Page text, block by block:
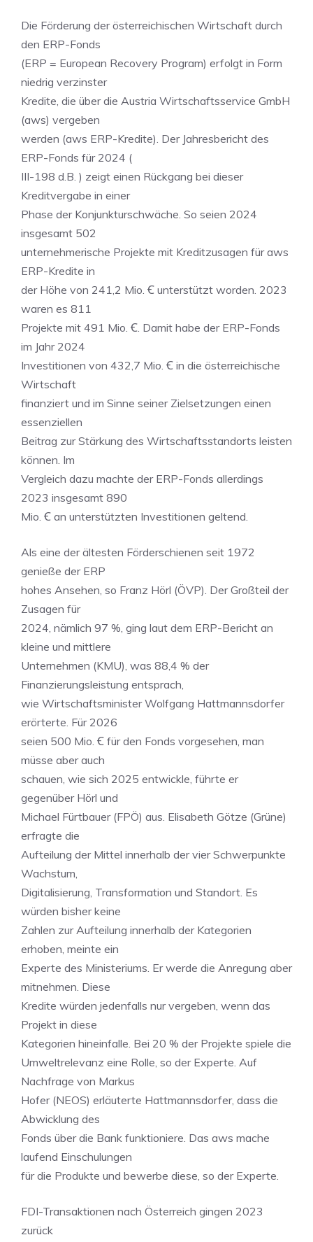
Die Förderung der österreichischen Wirtschaft durch
den ERP-Fonds
(ERP = European Recovery Program) erfolgt in Form
niedrig verzinster
Kredite, die über die Austria Wirtschaftsservice GmbH
(aws) vergeben
werden (aws ERP-Kredite). Der Jahresbericht des
ERP-Fonds für 2024 (
III-198 d.B. ) zeigt einen Rückgang bei dieser
Kreditvergabe in einer
Phase der Konjunkturschwäche. So seien 2024
insgesamt 502
unternehmerische Projekte mit Kreditzusagen für aws
ERP-Kredite in
der Höhe von 241,2 Mio. Ꞓ unterstützt worden. 2023
waren es 811
Projekte mit 491 Mio. Ꞓ. Damit habe der ERP-Fonds
im Jahr 2024
Investitionen von 432,7 Mio. Ꞓ in die österreichische
Wirtschaft
finanziert und im Sinne seiner Zielsetzungen einen
essenziellen
Beitrag zur Stärkung des Wirtschaftsstandorts leisten
können. Im
Vergleich dazu machte der ERP-Fonds allerdings
2023 insgesamt 890
Mio. Ꞓ an unterstützten Investitionen geltend.
Als eine der ältesten Förderschienen seit 1972
genieße der ERP
hohes Ansehen, so Franz Hörl (ÖVP). Der Großteil der
Zusagen für
2024, nämlich 97 %, ging laut dem ERP-Bericht an
kleine und mittlere
Unternehmen (KMU), was 88,4 % der
Finanzierungsleistung entsprach,
wie Wirtschaftsminister Wolfgang Hattmannsdorfer
erörterte. Für 2026
seien 500 Mio. Ꞓ für den Fonds vorgesehen, man
müsse aber auch
schauen, wie sich 2025 entwickle, führte er
gegenüber Hörl und
Michael Fürtbauer (FPÖ) aus. Elisabeth Götze (Grüne)
erfragte die
Aufteilung der Mittel innerhalb der vier Schwerpunkte
Wachstum,
Digitalisierung, Transformation und Standort. Es
würden bisher keine
Zahlen zur Aufteilung innerhalb der Kategorien
erhoben, meinte ein
Experte des Ministeriums. Er werde die Anregung aber
mitnehmen. Diese
Kredite würden jedenfalls nur vergeben, wenn das
Projekt in diese
Kategorien hineinfalle. Bei 20 % der Projekte spiele die
Umweltrelevanz eine Rolle, so der Experte. Auf
Nachfrage von Markus
Hofer (NEOS) erläuterte Hattmannsdorfer, dass die
Abwicklung des
Fonds über die Bank funktioniere. Das aws mache
laufend Einschulungen
für die Produkte und bewerbe diese, so der Experte.
FDI-Transaktionen nach Österreich gingen 2023
zurück